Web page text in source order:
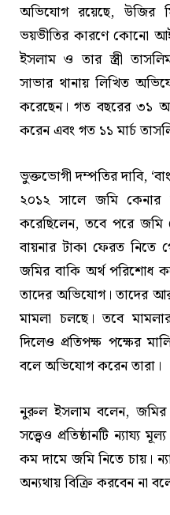
অভিযোগ রয়েছে, উজির
ভয়ভীতির কারণে কোনো
ইসলাম ও তার স্ত্রী
সাভার থানায় লিখিত
করেছেন। গত বছরের ৩১
করেন এবং গত ১১ মার্চ
ভুক্তভোগী দম্পতির দাবি,
২০১২ সালে জমি কেনার
করেছিলেন, তবে পরে জমি
বায়নার টাকা ফেরত নিতে
জমির বাকি অর্থ পরিশোধ
তাদের অভিযোগ। তাদের
মামলা চলছে। তবে
দিলেও প্রতিপক্ষ পক্ষের
বলে অভিযোগ করেন তারা।
নুরুল ইসলাম বলেন, জমির
সত্ত্বেও প্রতিষ্ঠানটি ন্যায্য
কম দামে জমি নিতে চায়।
অন্যথায় বিক্রি করবেন না